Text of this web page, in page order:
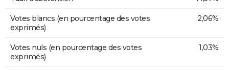
Votes blancs (en pourcentage des votes
exprimés)
2,06%
Votes nuls (en pourcentage des votes
exprimés)
1,03%